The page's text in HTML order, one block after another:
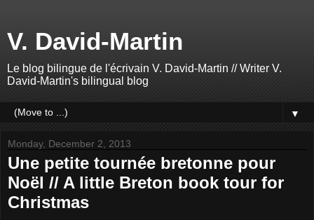
V. David-Martin
Le blog bilingue de l'écrivain V. David-Martin // Writer V.
David-Martin's bilingual blog
▼
Monday, December 2, 2013
Une petite tournée bretonne pour
Noël // A little Breton book tour for
Christmas